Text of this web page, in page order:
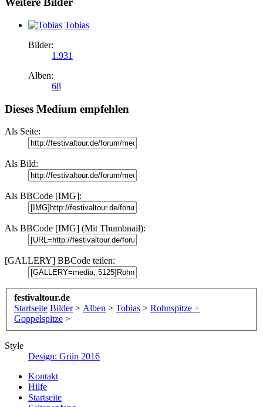
Tobias
Bilder:
1.931
Alben:
68
Dieses Medium empfehlen
Als Seite:
Als Bild:
Als BBCode [IMG]:
Als BBCode [IMG] (Mit Thumbnail):
[GALLERY] BBCode teilen:
festivaltour.de
Startseite Bilder > Alben > Tobias > Rohnspitze +
Goppelspitze >
Style
Design: Grün 2016
Kontakt
Hilfe
Startseite